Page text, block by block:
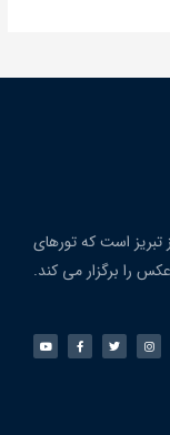
است که تورهای
را برگزار می کند.